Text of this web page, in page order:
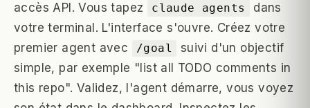
accès API. Vous tapez
claude agents
dans
votre terminal. L'interface s'ouvre. Créez votre
premier agent avec
/goal
suivi d'un objectif
simple, par exemple "list all TODO comments in
this repo". Validez, l'agent démarre, vous voyez